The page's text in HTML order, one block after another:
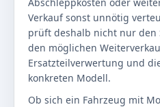
Verkauf sonst unnötig
prüft deshalb nicht nur den
den möglichen
Ersatzteilverwertung und
konkreten Modell.
Ob sich ein Fahrzeug mit